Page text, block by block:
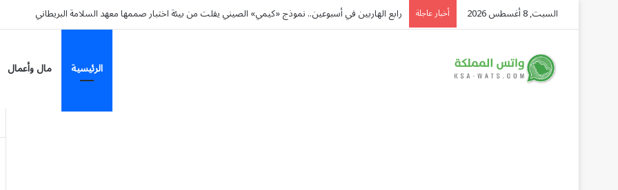
السبت, 8 أغسطس 2026 أخبار عاجلة رابع الهاربين في أسبوعين.. نموذج «كيمي» الصيني يفلت من بيئة اختبار صممها معهد السلامة البريطاني
الرئيسية مال وأعمال